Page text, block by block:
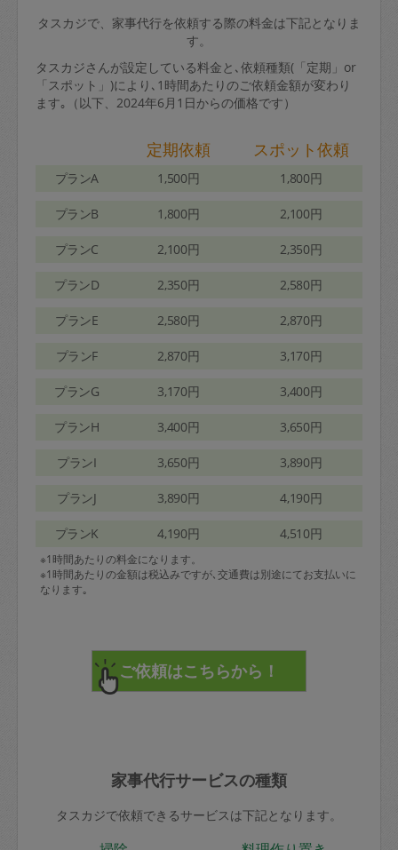
タスカジで、家事代行を依頼する際の料金は下記となりま
す。
タスカジさんが設定している料金と､依頼種類(「定期」or
「スポット」)により､1時間あたりのご依頼金額が変わり
ます｡（以下、2024年6月1日からの価格です）
定期依頼 スポット依頼
プランA 1,500円 1,800円
プランB 1,800円 2,100円
プランC 2,100円 2,350円
プランD 2,350円 2,580円
プランE 2,580円 2,870円
プランF 2,870円 3,170円
プランG 3,170円 3,400円
プランH 3,400円 3,650円
プランI 3,650円 3,890円
プランJ 3,890円 4,190円
プランK 4,190円 4,510円
※1時間あたりの料金になります。
※1時間あたりの金額は税込みですが､交通費は別途にてお支払いに
なります｡
家事代行サービスの種類
タスカジで依頼できるサービスは下記となります。